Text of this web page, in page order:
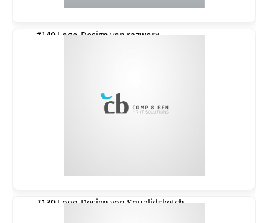
#140 Logo-Design von razworx
#130 Logo-Design von Squalidsketch